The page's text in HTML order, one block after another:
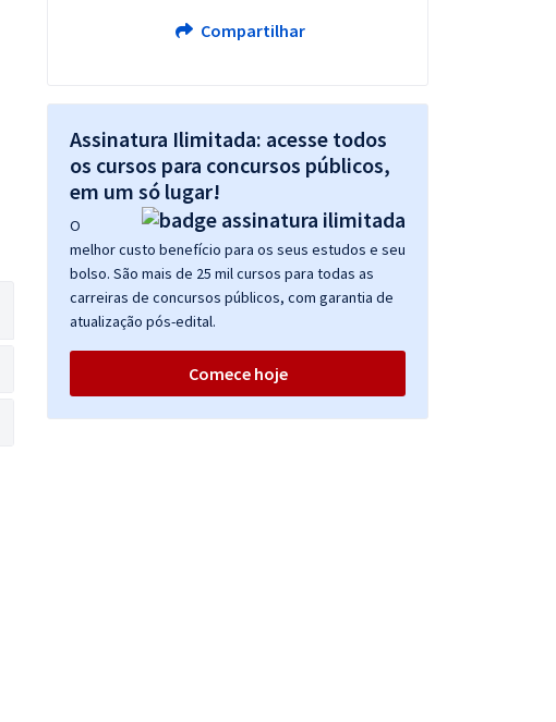
Compartilhar
Assinatura Ilimitada: acesse todos
os cursos para concursos públicos,
em um só lugar!
O
melhor custo benefício para os seus estudos e seu
bolso. São mais de 25 mil cursos para todas as
carreiras de concursos públicos, com garantia de
atualização pós-edital.
Comece hoje